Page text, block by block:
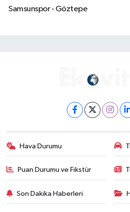
Samsunspor - Göztepe
Hava Durumu
Puan Durumu ve Fikstür
Son Dakika Haberleri